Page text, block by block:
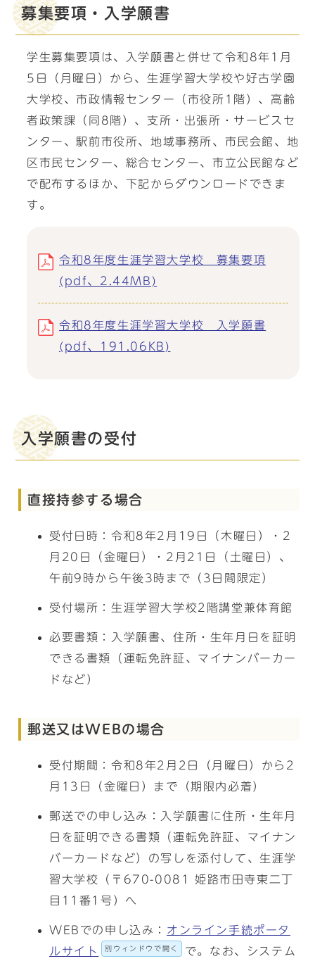
募集要項・入学願書
学生募集要項は、入学願書と併せて令和8年1月
5日（月曜日）から、生涯学習大学校や好古学園
大学校、市政情報センター（市役所1階）、高齢
者政策課（同8階）、支所・出張所・サービスセ
ンター、駅前市役所、地域事務所、市民会館、地
区市民センター、総合センター、市立公民館など
で配布するほか、下記からダウンロードできま
す。
令和8年度生涯学習大学校 募集要項
(pdf、2.44MB)
令和8年度生涯学習大学校 入学願書
(pdf、191.06KB)
入学願書の受付
直接持参する場合
受付日時：令和8年2月19日（木曜日）・2
月20日（金曜日）・2月21日（土曜日）、
午前9時から午後3時まで（3日間限定）
受付場所：生涯学習大学校2階講堂兼体育館
必要書類：入学願書、住所・生年月日を証明
できる書類（運転免許証、マイナンバーカー
ドなど）
郵送又はWEBの場合
受付期間：令和8年2月2日（月曜日）から2
月13日（金曜日）まで（期限内必着）
郵送での申し込み：入学願書に住所・生年月
日を証明できる書類（運転免許証、マイナン
バーカードなど）の写しを添付して、生涯学
習大学校（〒670-0081 姫路市田寺東二丁
目11番1号）へ
WEBでの申し込み： オンライン手続ポータ
ルサイト
別ウィンドウで開く
で。なお、システム